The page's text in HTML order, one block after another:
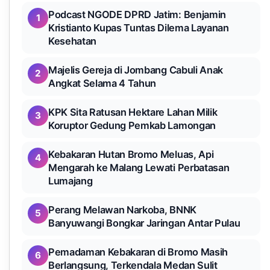
1
Podcast NGODE DPRD Jatim: Benjamin
Kristianto Kupas Tuntas Dilema Layanan
Kesehatan
2
Majelis Gereja di Jombang Cabuli Anak
Angkat Selama 4 Tahun
3
KPK Sita Ratusan Hektare Lahan Milik
Koruptor Gedung Pemkab Lamongan
4
Kebakaran Hutan Bromo Meluas, Api
Mengarah ke Malang Lewati Perbatasan
Lumajang
5
Perang Melawan Narkoba, BNNK
Banyuwangi Bongkar Jaringan Antar Pulau
6
Pemadaman Kebakaran di Bromo Masih
Berlangsung, Terkendala Medan Sulit